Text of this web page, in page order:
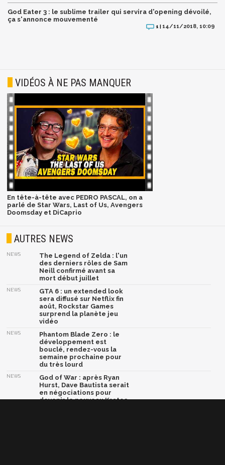
God Eater 3 : le sublime trailer qui servira d'opening dévoilé,
ça s'annonce mouvementé
1 | 14/11/2018, 10:09
VIDÉOS À NE PAS MANQUER
En tête-à-tête avec PEDRO PASCAL, on a
parlé de Star Wars, Last of Us, Avengers
Doomsday et DiCaprio
AUTRES NEWS
NEWS
The Legend of Zelda : l'un
des derniers rôles de Sam
Neill confirmé avant sa
mort début juillet
NEWS
GTA 6 : un extended look
sera diffusé sur Netflix fin
août, Rockstar Games
surprend la planète jeu
vidéo
NEWS
Phantom Blade Zero : le
développement est
bouclé, rendez-vous la
semaine prochaine pour
du très lourd
NEWS
God of War : après Ryan
Hurst, Dave Bautista serait
en négociations pour
devenir le nouveau Kratos